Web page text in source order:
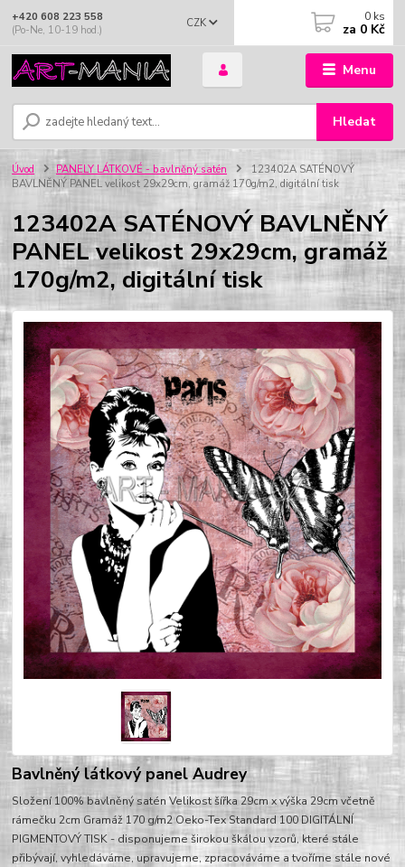
Menu
CZK
Hledat
+420 608 223 558
(Po-Ne, 10-19 hod.)
0 ks
za 0 Kč
Úvod PANELY LÁTKOVÉ - bavlněný satén
123402A SATÉNOVÝ
BAVLNĚNÝ PANEL velikost 29x29cm, gramáž 170g/m2, digitální tisk
123402A SATÉNOVÝ BAVLNĚNÝ
PANEL velikost 29x29cm, gramáž
170g/m2, digitální tisk
Bavlněný látkový panel Audrey
Složení 100% bavlněný satén Velikost šířka 29cm x výška 29cm včetně
rámečku 2cm Gramáž 170 g/m2 Oeko-Tex Standard 100 DIGITÁLNÍ
PIGMENTOVÝ TISK - disponujeme širokou škálou vzorů, které stále
přibývají, vyhledáváme, upravujeme, zpracováváme a tvoříme stále nové